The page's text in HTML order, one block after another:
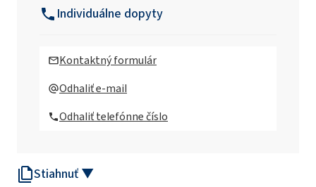
Stiahnuť ▼
Rokolub® 50-B-330 (PAG)
Rokolub® 50-B-460 (PAG)
Individuálne dopyty
Kontaktný formulár
Odhaliť e-mail
Odhaliť telefónne číslo